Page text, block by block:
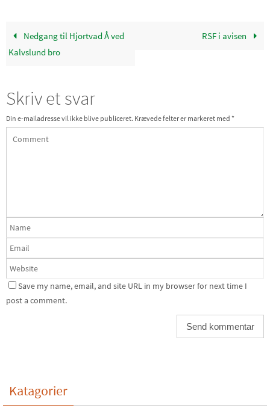
Nedgang til Hjortvad Å ved
Kalvslund bro
RSF i avisen
Skriv et svar
Din e-mailadresse vil ikke blive publiceret. Krævede felter er markeret med *
Save my name, email, and site URL in my browser for next time I
post a comment.
Katagorier